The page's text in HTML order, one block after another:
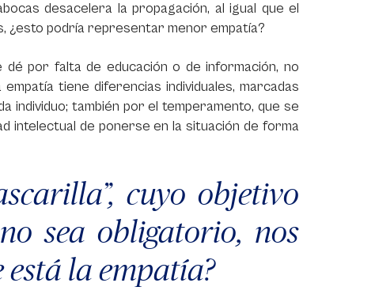
desacelera la propagación, al igual que el
¿esto podría representar menor empatía?
por falta de educación o de información, no
tiene diferencias individuales, marcadas
individuo; también por el temperamento, que se
intelectual de ponerse en la situación de forma
cuyo objetivo
sea obligatorio, nos
la empatía?